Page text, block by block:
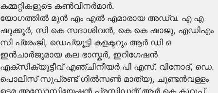
കമ്മറ്റികളുടെ കൺവീനർമാർ.
യോഗത്തിൽ മുൻ എം എൽ എമാരായ അഡ്വ. എ എ
ഷുക്കൂർ, സി കെ സദാശിവൻ, കെ കെ ഷാജു, എഡിഎം
സി പ്രേംജി, ഡെപ്യൂട്ടി കളക്ടറും ആർ ഡി ഒ
ഇൻചാർജുമായ കല ഭാസ്കർ, ഇറിഗേഷൻ
എക്സിക്യൂട്ടീവ് എഞ്ചിനീയർ പി എസ്. വിനോദ്, ഡെ.
പൊലീസ് സൂപ്രണ്ട് ഗിൽസൺ മാത്യു, ചുണ്ടൻവള്ളം
ഉടമ അസോസിയേഷൻ പ്രസിഡന്റ് ആർ കെ കുറുപ്പ്,